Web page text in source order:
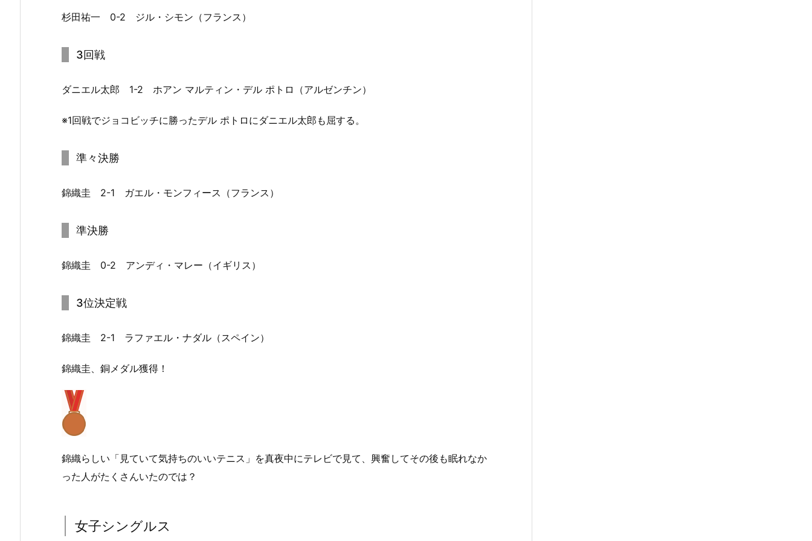
杉田祐一 0-2 ジル・シモン（フランス）
3回戦
ダニエル太郎 1-2 ホアン マルティン・デル ポトロ（アルゼンチン）
※1回戦でジョコビッチに勝ったデル ポトロにダニエル太郎も屈する。
準々決勝
錦織圭 2-1 ガエル・モンフィース（フランス）
準決勝
錦織圭 0-2 アンディ・マレー（イギリス）
3位決定戦
錦織圭 2-1 ラファエル・ナダル（スペイン）
錦織圭、銅メダル獲得！
錦織らしい「見ていて気持ちのいいテニス」を真夜中にテレビで見て、興奮してその後も眠れなか
った人がたくさんいたのでは？
女子シングルス